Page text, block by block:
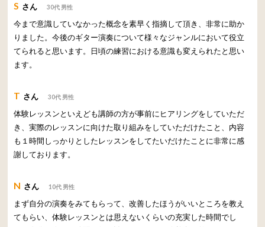
S さん 30代 男性
今まで意識していなかった概念を素早く指摘して頂き、非常に助か
りました。今後のギター演奏について様々なジャンルにおいて役立
てられると思います。日頃の練習における意識も変えられたと思い
ます。
T さん 30代 男性
体験レッスンといえども講師の方が事前にヒアリングをしていただ
き、実際のレッスンに向けた取り組みをしていただけたこと、内容
も１時間しっかりとしたレッスンをしてたいだけたことに非常に感
謝しております。
N さん 10代 男性
まず自分の演奏をみてもらって、改善したほうがいいところを教え
てもらい、体験レッスンとは思えないくらいの充実した時間でし